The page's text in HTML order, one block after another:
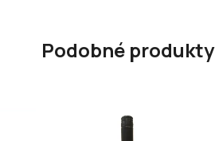
Podobné produkty